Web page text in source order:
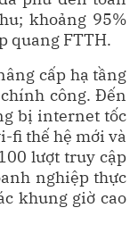
khoảng 95%
quang FTTH.
cấp hạ tầng
công. Đến
bị internet tốc
fi thế hệ mới và
lượt truy cập
nghiệp thực
khung giờ cao